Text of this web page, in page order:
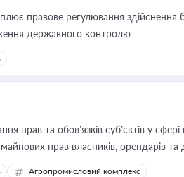
правове регулювання здійснення
державного контролю
прав та обов’язків суб’єктів у
прав власників, орендарів
Агропромисловий комплекс